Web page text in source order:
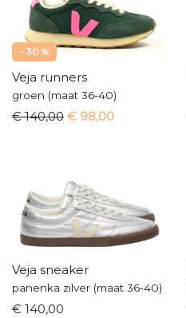
- 30 %
Veja runners
groen (maat 36-40)
€ 140,00 € 98,00
Veja sneaker
panenka zilver (maat 36-40)
€ 140,00